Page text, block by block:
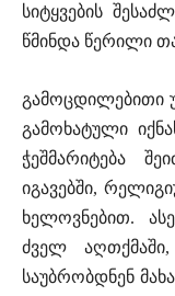
სიტყვების
წმინდა წერილი
გამოცდილებითი
გამოხატული
ჭეშმარიტება
იგავებში,
ხელოვნებით.
ძველ
საუბრობდნენ